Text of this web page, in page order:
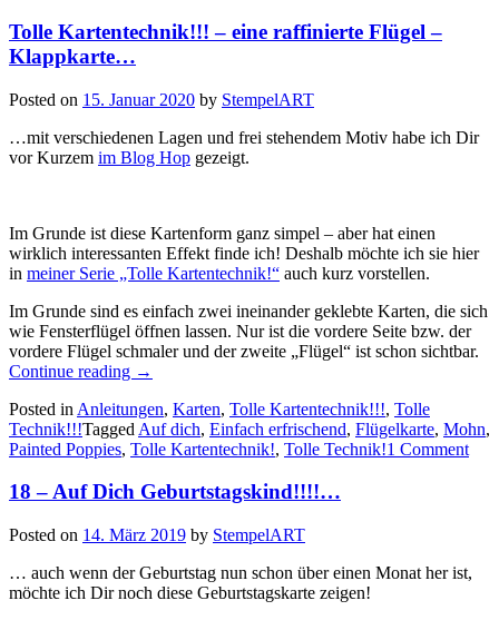
Tolle Kartentechnik!!! – eine raffinierte Flügel –
Klappkarte…
Posted on 15. Januar 2020 by StempelART
…mit verschiedenen Lagen und frei stehendem Motiv habe ich Dir
vor Kurzem im Blog Hop gezeigt.
Im Grunde ist diese Kartenform ganz simpel – aber hat einen
wirklich interessanten Effekt finde ich! Deshalb möchte ich sie hier
in meiner Serie „Tolle Kartentechnik!“ auch kurz vorstellen.
Im Grunde sind es einfach zwei ineinander geklebte Karten, die sich
wie Fensterflügel öffnen lassen. Nur ist die vordere Seite bzw. der
vordere Flügel schmaler und der zweite „Flügel“ ist schon sichtbar.
Continue reading „Tolle
–
eine
raffinierte
–
→
Posted in Anleitungen, Karten, Tolle Kartentechnik!!!, Tolle
Technik!!!Tagged Auf dich, Einfach erfrischend, Flügelkarte, Mohn,
Painted Poppies, Tolle Kartentechnik!, Tolle Technik!1 Comment
18 – Auf Dich Geburtstagskind!!!!…
Posted on 14. März 2019 by StempelART
… auch wenn der Geburtstag nun schon über einen Monat her ist,
möchte ich Dir noch diese Geburtstagskarte zeigen!